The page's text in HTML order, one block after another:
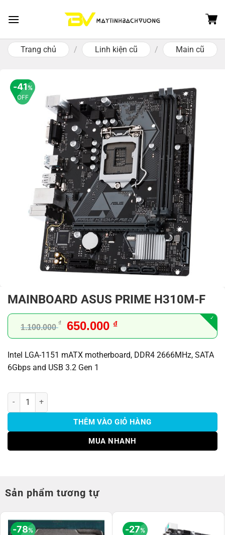
Trang chủ
/ Linh kiện cũ / Main cũ
41%
OFF
MAINBOARD ASUS PRIME H310M-F
1.100.000₫
Giá
gốc
là:
1.100.000 ₫.
650.000 ₫Giá
hiện
tại
là:
Intel LGA-1151 mATX motherboard, DDR4 2666MHz, SATA
6Gbps and USB 3.2 Gen 1
MAINBOARD ASUS PRIME H310M-F số lượng
THÊM VÀO GIỎ HÀNG
MUA NHANH
Sản phẩm tương tự
78%
27%